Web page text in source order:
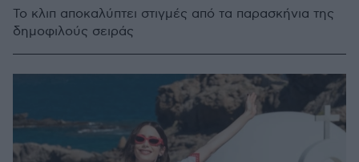
Το κλιπ αποκαλύπτει στιγμές από τα παρασκήνια της
δημοφιλούς σειράς